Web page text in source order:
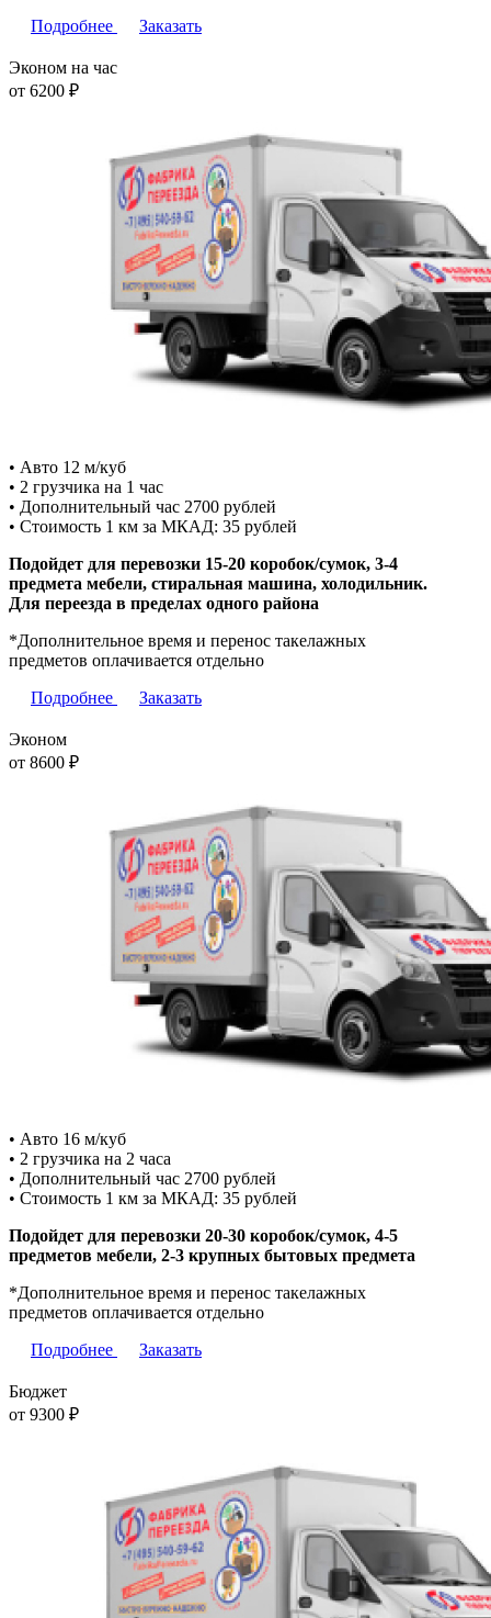
Подробнее
Заказать
Эконом на час
от 6200 ₽
• Авто 12 м/куб
• 2 грузчика на 1 час
• Дополнительный час 2700 рублей
• Стоимость 1 км за МКАД: 35 рублей
Подойдет для перевозки 15-20 коробок/сумок, 3-4
предмета мебели, стиральная машина, холодильник.
Для переезда в пределах одного района
*Дополнительное время и перенос такелажных
предметов оплачивается отдельно
Подробнее
Заказать
Эконом
от 8600 ₽
• Авто 16 м/куб
• 2 грузчика на 2 часa
• Дополнительный час 2700 рублей
• Стоимость 1 км за МКАД: 35 рублей
Подойдет для перевозки 20-30 коробок/сумок, 4-5
предметов мебели, 2-3 крупных бытовых предмета
*Дополнительное время и перенос такелажных
предметов оплачивается отдельно
Подробнее
Заказать
Бюджет
от 9300 ₽